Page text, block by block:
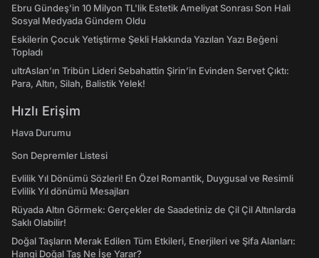
Ebru Gündeş'in 10 Milyon TL'lik Estetik Ameliyat Sonrası Son Hali
Sosyal Medyada Gündem Oldu
Eskilerin Çocuk Yetiştirme Şekli Hakkında Yazılan Yazı Beğeni
Topladı
ultrAslan’ın Tribün Lideri Sebahattin Şirin’in Evinden Servet Çıktı:
Para, Altın, Silah, Balistik Yelek!
Hızlı Erişim
Hava Durumu
Son Depremler Listesi
Evlilik Yıl Dönümü Sözleri! En Özel Romantik, Duygusal ve Resimli
Evlilik Yıl dönümü Mesajları
Rüyada Altın Görmek: Gerçekler de Saadetiniz de Çil Çil Altınlarda
Saklı Olabilir!
Doğal Taşların Merak Edilen Tüm Etkileri, Enerjileri ve Şifa Alanları:
Hangi Doğal Taş Ne İşe Yarar?